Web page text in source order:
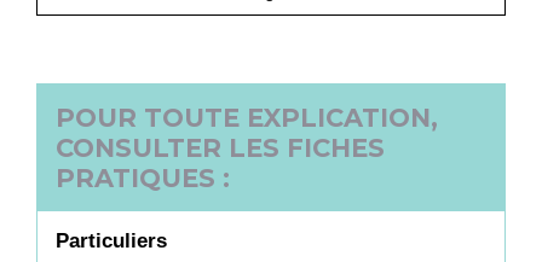
POUR TOUTE EXPLICATION,
CONSULTER LES FICHES
PRATIQUES :
Particuliers